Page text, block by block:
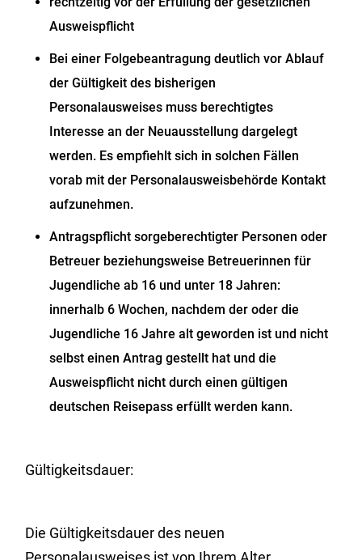
Ausweispflicht
Bei einer Folgebeantragung deutlich vor Ablauf
der Gültigkeit des bisherigen
Personalausweises muss berechtigtes
Interesse an der Neuausstellung dargelegt
werden. Es empfiehlt sich in solchen Fällen
vorab mit der Personalausweisbehörde Kontakt
aufzunehmen.
Antragspflicht sorgeberechtigter Personen oder
Betreuer beziehungsweise Betreuerinnen für
Jugendliche ab 16 und unter 18 Jahren:
innerhalb 6 Wochen, nachdem der oder die
Jugendliche 16 Jahre alt geworden ist und nicht
selbst einen Antrag gestellt hat und die
Ausweispflicht nicht durch einen gültigen
deutschen Reisepass erfüllt werden kann.
Gültigkeitsdauer:
Die Gültigkeitsdauerdes neuen